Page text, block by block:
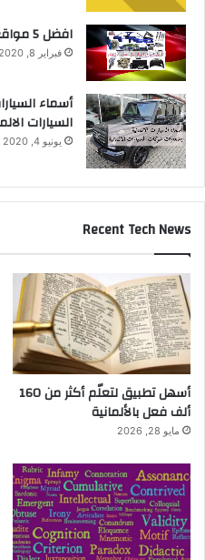
افضل 5 مواقع لشراء قطع السيارات في ألمانيا
فبراير 8, 2020
أسماء
السيارات
يونيو 4, 2020
Recent Tech News
أسهل تطبيق لتعلّم أكثر من 160
ألف فعل بالألمانية
مايو 28, 2026